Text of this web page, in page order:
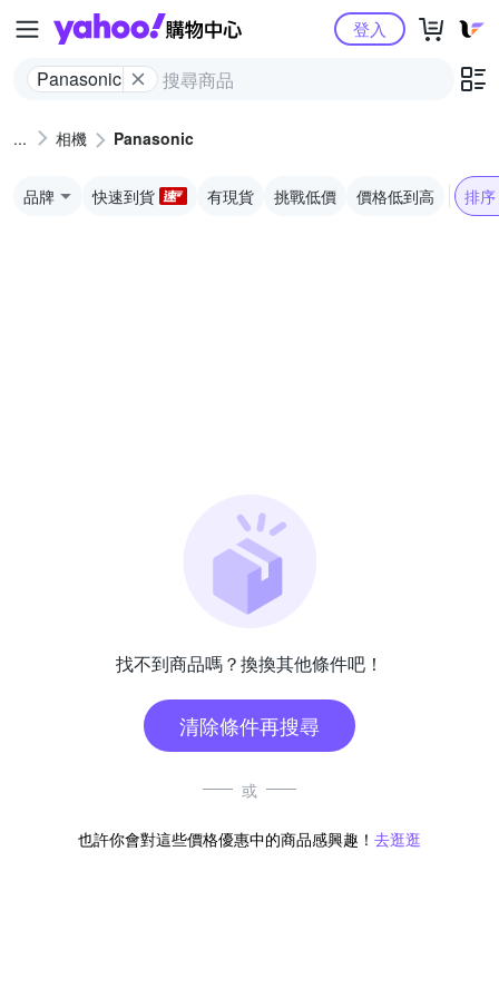
Yahoo購物中心
Panasonic
登入
相機 Panasonic
品牌 快速到貨 有現貨 挑戰低價 價格低到高 排序
找不到商品嗎？換換其他條件吧！
清除條件再搜尋
或
也許你會對這些價格優惠中的商品感興趣！ 去逛逛